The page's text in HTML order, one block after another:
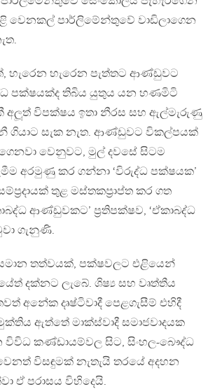
වෙනකල් පාර්ලිමේන්තුවේ වාඩිලාගෙන
හැරෙන පැත්තට ආණ්ඩුවට
පක්ෂයක්ද තිබිය යුතුය යන හණමිටි
කී අලූත් විපක්ෂය ඉතා නීරස සහ ඇල්මැරුණු
ගියාට සැක නැත. ආණ්ඩුවට විකල්පයක්
වෙනුවට, මුල් දවසේ සිටම
අරමුණු කර ගන්නා ‘විරුද්ධ පක්ෂයක’
තුළ මස්තකප‍්‍රාප්ත කර ගත
ආණ්ඩුවකට’ ප‍්‍රතිපක්ෂව, ‘ඒකාබද්ධ
ගැනුණි.
තත්වයක්, පක්ෂවලට එළියෙන්
දක්නට ලැබේ. ශිෂ්‍ය සහ වෘත්තීය
අනේක දෘෂ්ටිවාදී පෙළගැසීම් එහිදී
ඇත්තේ මාක්ස්වාදී සමාජවාදයක
විවිධ කණ්ඩායම්වල සිට, සිංහල-බෞද්ධ
විසඳුමක් නැතැයි තරයේ අදහන
ඒ පරාසය විහිදෙයි.